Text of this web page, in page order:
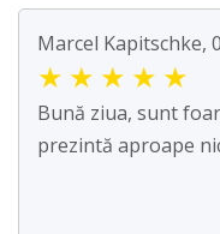
Marcel Kapitschke,
★ ★ ★ ★ ★
Bună ziua, sunt
prezintă aproape